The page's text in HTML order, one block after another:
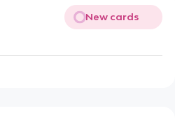
New cards